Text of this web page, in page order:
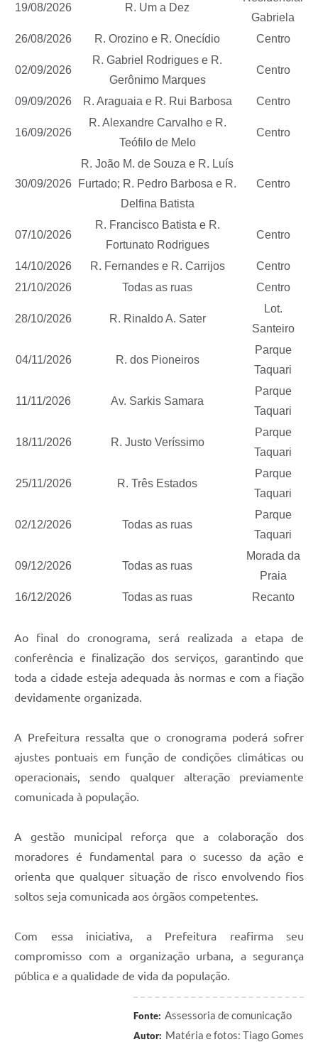
19/08/2026 R. Um a Dez
Gabriela
26/08/2026
R. Orozino e R. Onecídio Centro
02/09/2026
R. Gabriel Rodrigues e R.
Gerônimo Marques
Centro
09/09/2026 R. Araguaia e R. Rui Barbosa Centro
16/09/2026
R. Alexandre Carvalho e R.
Teófilo de Melo
Centro
30/09/2026
R. João M. de Souza e R. Luís
Furtado; R. Pedro Barbosa e R.
Delfina Batista
Centro
07/10/2026
R. Francisco Batista e R.
Fortunato Rodrigues
Centro
14/10/2026 R. Fernandes e R. Carrijos
Centro
21/10/2026
Todas as ruas Centro
28/10/2026 R. Rinaldo A. Sater
Lot.
Santeiro
04/11/2026 R. dos Pioneiros
Parque
Taquari
11/11/2026 Av. Sarkis Samara
Parque
Taquari
18/11/2026 R. Justo Veríssimo
Parque
Taquari
25/11/2026 R. Três Estados
Parque
Taquari
02/12/2026 Todas as ruas
Parque
Taquari
09/12/2026 Todas as ruas
Morada da
Praia
16/12/2026
Todas as ruas Recanto
Ao final do cronograma, será realizada a etapa de
conferência e finalização dos serviços, garantindo que
toda a cidade esteja adequada às normas e com a fiação
devidamente organizada.
A Prefeitura ressalta que o cronograma poderá sofrer
ajustes pontuais em função de condições climáticas ou
operacionais, sendo qualquer alteração previamente
comunicada à população.
A gestão municipal reforça que a colaboração dos
moradores é fundamental para o sucesso da ação e
orienta que qualquer situação de risco envolvendo fios
soltos seja comunicada aos órgãos competentes.
Com essa iniciativa, a Prefeitura reafirma seu
compromisso com a organização urbana, a segurança
pública e a qualidade de vida da população.
Fonte: Assessoria de comunicação
Autor: Matéria e fotos: Tiago Gomes